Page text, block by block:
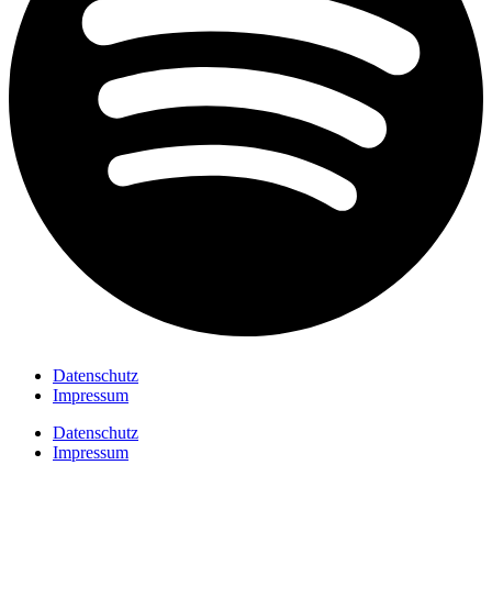
Datenschutz
Impressum
Datenschutz
Impressum